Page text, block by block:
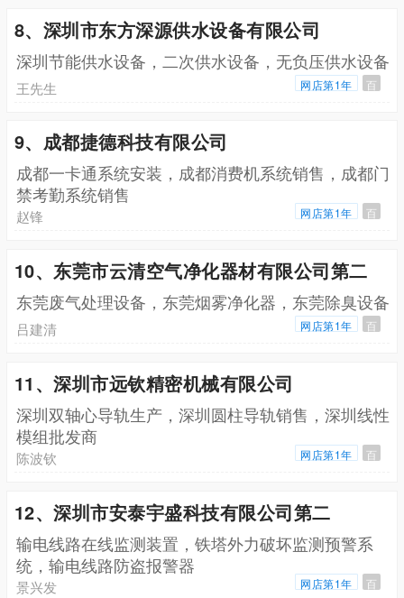
8、深圳市东方深源供水设备有限公司
深圳节能供水设备，二次供水设备，无负压供水设备
王先生 网店第1年 百
9、成都捷德科技有限公司
成都一卡通系统安装，成都消费机系统销售，成都门
禁考勤系统销售
赵锋 网店第1年 百
10、东莞市云清空气净化器材有限公司第二
东莞废气处理设备，东莞烟雾净化器，东莞除臭设备
吕建清 网店第1年 百
11、深圳市远钦精密机械有限公司
深圳双轴心导轨生产，深圳圆柱导轨销售，深圳线性
模组批发商
陈波钦 网店第1年 百
12、深圳市安泰宇盛科技有限公司第二
输电线路在线监测装置，铁塔外力破坏监测预警系
统，输电线路防盗报警器
景兴发 网店第1年 百